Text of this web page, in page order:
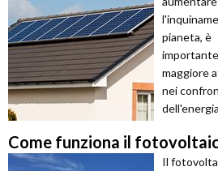
pianeta, è
maggiore
nei
Come funziona il
Il